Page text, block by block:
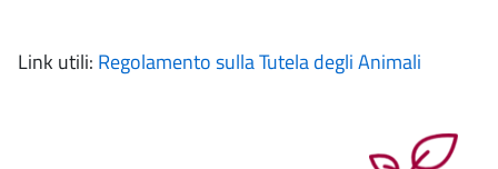
Link utili: Regolamento sulla Tutela degli Animali